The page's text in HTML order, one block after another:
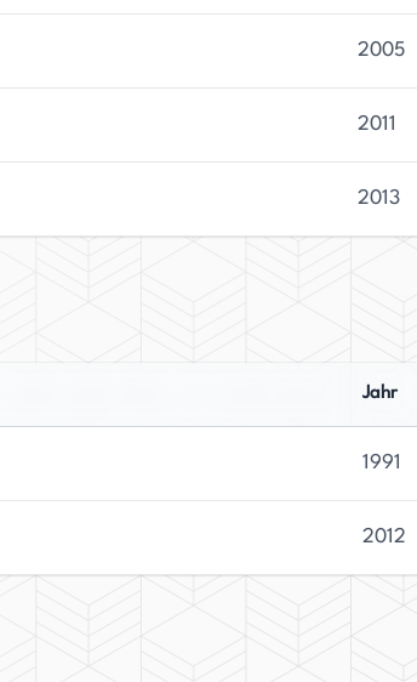
2005
2011
2013
Jahr
1991
2012